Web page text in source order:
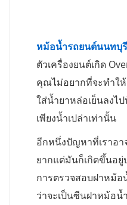
หม้อน้ำรถยนต์นนทบุรี
ตัวเครื่องยนต์เกิด
คุณไม่อยากที่จะทำใ
ใส่น้ำยาหล่อเย็นลงไ
เพียงน้ำเปล่าเท่านั้น
อีกหนึ่งปัญหาที่เราอา
ยากแต่มันก็เกิดขึ้นอ
การตรวจสอบฝาหม้
ว่าจะเป็นซีนฝาหม้อ